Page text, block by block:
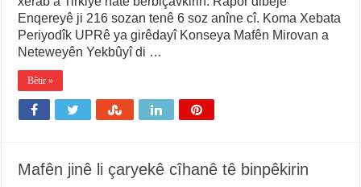
Enqereyê ji 216 sozan tenê 6 soz anîne cî. Koma Xebata
Periyodîk UPRê ya girêdayî Konseya Mafên Mirovan a
Neteweyên Yekbûyî di …
Bêtir »
Mafên jinê li çaryekê cîhanê tê binpêkirin